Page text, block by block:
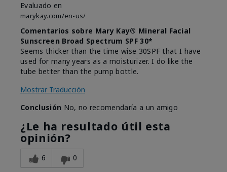
Evaluado en
marykay.com/en-us/
Comentarios sobre Mary Kay® Mineral Facial
Sunscreen Broad Spectrum SPF 30*
Seems thicker than the time wise 30SPF that I have
used for many years as a moisturizer. I do like the
tube better than the pump bottle.
Mostrar Traducción
Conclusión No, no recomendaría a un amigo
¿Le ha resultado útil esta
opinión?
6 0